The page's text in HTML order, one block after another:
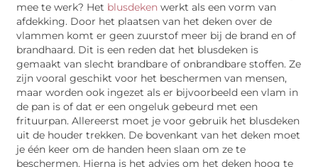
mee te werk? Het blusdeken werkt als een vorm van
afdekking. Door het plaatsen van het deken over de
vlammen komt er geen zuurstof meer bij de brand en of
brandhaard. Dit is een reden dat het blusdeken is
gemaakt van slecht brandbare of onbrandbare stoffen. Ze
zijn vooral geschikt voor het beschermen van mensen,
maar worden ook ingezet als er bijvoorbeeld een vlam in
de pan is of dat er een ongeluk gebeurd met een
frituurpan. Allereerst moet je voor gebruik het blusdeken
uit de houder trekken. De bovenkant van het deken moet
je één keer om de handen heen slaan om ze te
beschermen. Hierna is het advies om het deken hoog te